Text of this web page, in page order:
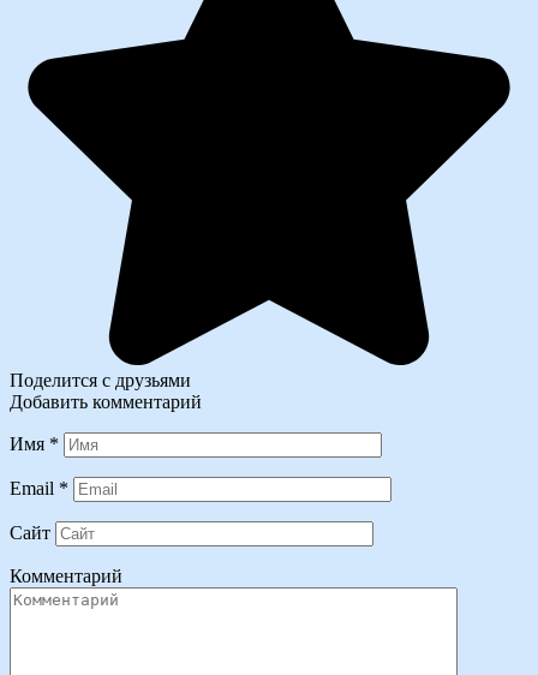
Поделится с друзьями
Добавить комментарий
Имя *
Email *
Сайт
Комментарий